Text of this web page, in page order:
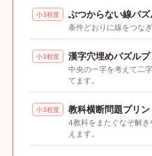
小3程度 ぶつからない線パズ
条件どおりに線をつな
小3程度 漢字穴埋めパズルプ
中央の一字を考えて二
てます。
小3程度 教科横断問題プリン
4教科をまたぐなぞ解
えます。